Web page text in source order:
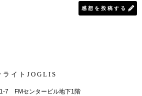
感想を投稿する
ライトJOGLIS
7 FMセンタービル地下1階